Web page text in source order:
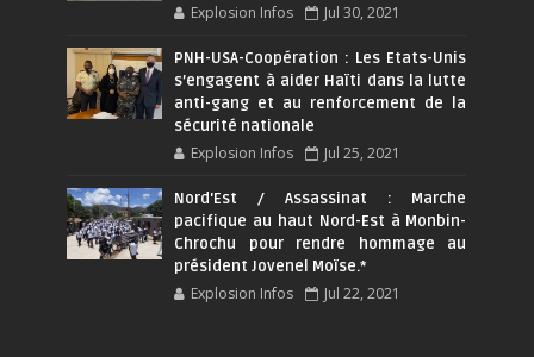
Explosion Infos Jul 30, 2021
PNH-USA-Coopération : Les Etats-Unis
s’engagent à aider Haïti dans la lutte
anti-gang et au renforcement de la
sécurité nationale
Explosion Infos Jul 25, 2021
Nord'Est / Assassinat : Marche
pacifique au haut Nord-Est à Monbin-
Chrochu pour rendre hommage au
président Jovenel Moïse.*
Explosion Infos Jul 22, 2021